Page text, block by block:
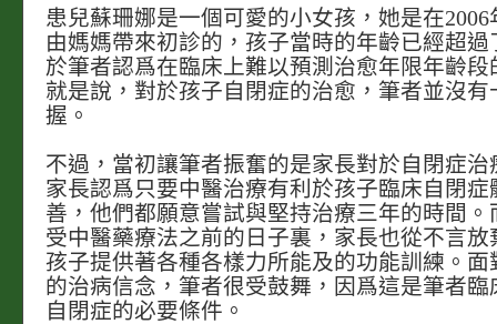
患兒蘇珊娜是一個可愛的小女孩，她是在2006
由媽媽帶來初診的，孩子當時的年齡已經超過
於筆者認爲在臨床上難以預測治愈年限年齡段
就是說，對於孩子自閉症的治愈，筆者並沒有
握。
不過，當初讓筆者振奮的是家長對於自閉症治
家長認爲只要中醫治療有利於孩子臨床自閉症
善，他們都願意嘗試與堅持治療三年的時間。
受中醫藥療法之前的日子裏，家長也從不言放
孩子提供著各種各樣力所能及的功能訓練。面
的治病信念，筆者很受鼓舞，因爲這是筆者臨
自閉症的必要條件。